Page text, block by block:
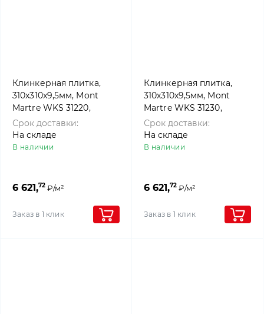
Клинкерная плитка,
310x310x9,5мм, Mont
Martre WKS 31220,
Westerwalder klinker
Срок доставки:
На складе
В наличии
6 621,72 ₽/м²
Заказ в 1 клик
Клинкерная плитка,
310x310x9,5мм, Mont
Martre WKS 31230,
Westerwalder klinker
Срок доставки:
На складе
В наличии
6 621,72 ₽/м²
Заказ в 1 клик